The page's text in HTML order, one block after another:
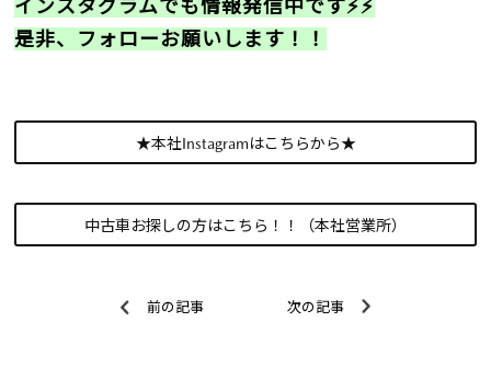
インスタグラムでも情報発信中です⚡⚡
是非、フォローお願いします！！
★本社Instagramはこちらから★
中古車お探しの方はこちら！！（本社営業所）
前の記事 次の記事